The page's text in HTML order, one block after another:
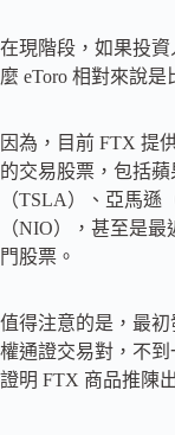
在現階段，如果投
麼 eToro 相對來說
因為，目前 FTX 提
的交易股票，包括
（TSLA）、亞馬
（NIO），甚至是
門股票。
值得注意的是，最
權通證交易對，不
證明 FTX 商品推陳